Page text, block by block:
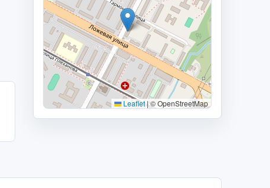
Leaflet|© OpenStreetMap